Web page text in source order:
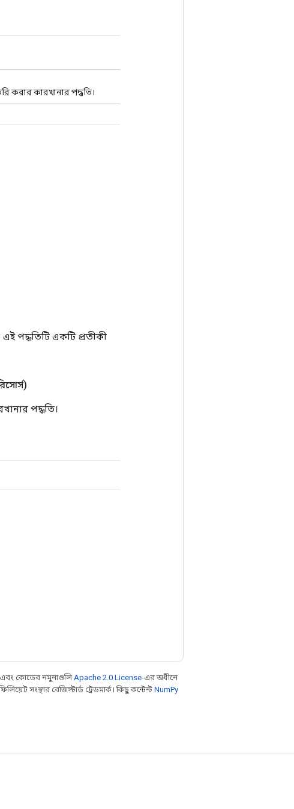
করার কারখানার পদ্ধতি।
পদ্ধতিটি একটি প্রতীকী
পদ্ধতি।
কোডের নমুনাগুলি Apache 2.0 License-এর অধীনে
সংস্থার রেজিস্টার্ড ট্রেডমার্ক। কিছু কন্টেন্টNumPy